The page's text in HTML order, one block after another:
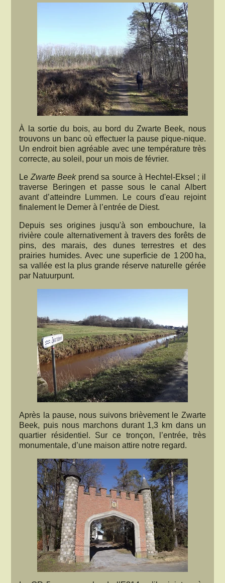
À la sortie du bois, au bord du Zwarte Beek, nous
trouvons un banc où effectuer la pause pique-nique.
Un endroit bien agréable avec une température très
correcte, au soleil, pour un mois de février.
Le Zwarte Beekprend sa source à Hechtel-Eksel ; il
traverse Beringen et passe sous le canal Albert
avant d’atteindre Lummen. Le cours d'eau rejoint
finalement le Demer à l’entrée de Diest.
Depuis ses origines jusqu'à son embouchure, la
rivière coule alternativement à travers des forêts de
pins, des marais, des dunes terrestres et des
prairies humides. Avec une superficie de 1 200 ha,
sa vallée est la plus grande réserve naturelle gérée
par Natuurpunt.
Après la pause, nous suivons brièvement le Zwarte
Beek, puis nous marchons durant 1,3 km dans un
quartier résidentiel. Sur ce tronçon, l’entrée, très
monumentale, d’une maison attire notre regard.